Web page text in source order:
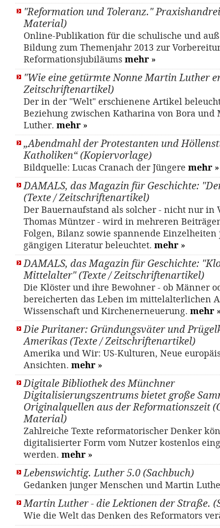
"Reformation und Toleranz."
Material)
Online-Publikation für die schulische und
Bildung zum Themenjahr 2013 zur
Reformationsjubiläums mehr »
"Wie eine getürmte Nonne Martin Luther
Zeitschriftenartikel)
Der in der "Welt" erschienene Artikel
Beziehung zwischen Katharina von Bora und
Luther. mehr »
„Abendmahl der Protestanten und
Katholiken“ (Kopiervorlage)
Bildquelle: Lucas Cranach der Jüngere mehr »
DAMALS, das Magazin für Geschichte:
(Texte / Zeitschriftenartikel)
Der Bauernaufstand als solcher - nicht nur in
Thomas Müntzer - wird in mehreren
Folgen, Bilanz sowie spannende Einzelheiten
gängigen Literatur beleuchtet. mehr »
DAMALS, das Magazin für Geschichte:
Mittelalter" (Texte / Zeitschriftenartikel)
Die Klöster und ihre Bewohner - ob Männer
bereicherten das Leben im mittelalterlichen
Wissenschaft und Kirchenerneuerung. mehr
Die Puritaner: Gründungsväter und
Amerikas (Texte / Zeitschriftenartikel)
Amerika und Wir: US-Kulturen, Neue
Ansichten. mehr »
Digitale Bibliothek des Münchner
Digitalisierungszentrums bietet große
Originalquellen aus der Reformationszeit
Material)
Zahlreiche Texte reformatorischer Denker
digitalisierter Form vom Nutzer kostenlos
werden. mehr »
Lebenswichtig. Luther 5.0 (Sachbuch)
Gedanken junger Menschen und Martin
Martin Luther - die Lektionen der Straße.
Wie die Welt das Denken des Reformators